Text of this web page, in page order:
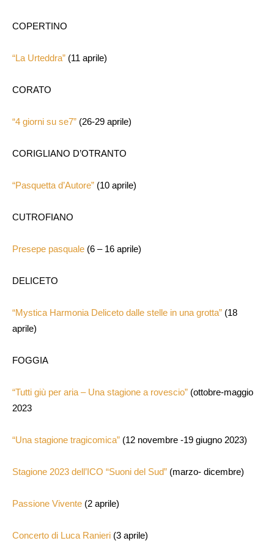
COPERTINO
“La Urteddra” (11 aprile)
CORATO
“4 giorni su se7” (26-29 aprile)
CORIGLIANO D’OTRANTO
“Pasquetta d’Autore” (10 aprile)
CUTROFIANO
Presepe pasquale (6 – 16 aprile)
DELICETO
“Mystica Harmonia Deliceto dalle stelle in una grotta” (18
aprile)
FOGGIA
“Tutti giù per aria – Una stagione a rovescio” (ottobre-maggio
2023
“Una stagione tragicomica” (12 novembre -19 giugno 2023)
Stagione 2023 dell’ICO “Suoni del Sud” (marzo- dicembre)
Passione Vivente (2 aprile)
Concerto di Luca Ranieri (3 aprile)